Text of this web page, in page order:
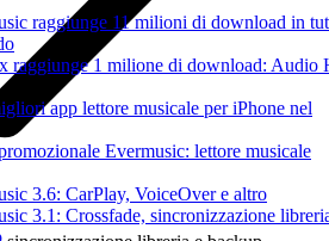
raggiunge 11 milioni di download in
raggiunge 1 milione di download: Audio
app lettore musicale per iPhone nel
Evermusic: lettore musicale
3.6: CarPlay, VoiceOver e altro
3.1: Crossfade, sincronizzazione